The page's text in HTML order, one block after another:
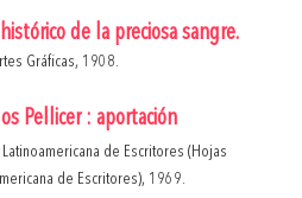
de la preciosa sangre.
Gráficas, 1908.
Pellicer : aportación
de Escritores (Hojas
de Escritores), 1969.